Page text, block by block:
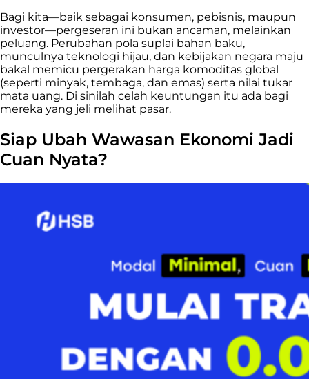
Bagi kita—baik sebagai konsumen, pebisnis, maupun
investor—pergeseran ini bukan ancaman, melainkan
peluang. Perubahan pola suplai bahan baku,
munculnya teknologi hijau, dan kebijakan negara maju
bakal memicu pergerakan harga komoditas global
(seperti minyak, tembaga, dan emas) serta nilai tukar
mata uang. Di sinilah celah keuntungan itu ada bagi
mereka yang jeli melihat pasar.
Siap Ubah Wawasan Ekonomi Jadi
Cuan Nyata?